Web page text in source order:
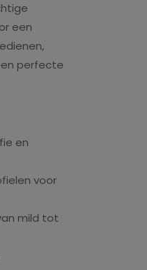
een
perfecte
en
voor
mild tot